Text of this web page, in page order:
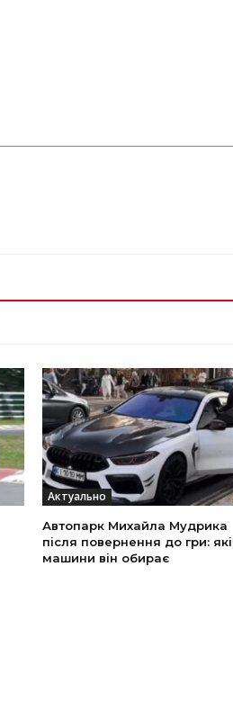
Актуально
Автопарк Михайла Мудрика
після повернення до гри: які
машини він обирає